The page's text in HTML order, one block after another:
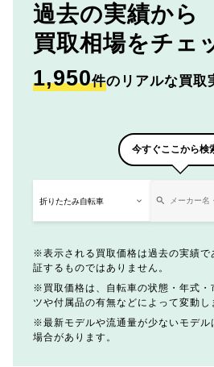
過去の実績から
買取相場をチェ
1,950件のリアルな買取
今すぐここから検
表示される買取価格は過去の実績
証するものではありません。
買取価格は、自転車の状態・年式
ツや付属品の有無などによって変動し
最新モデルや流通量が少ないモデ
場合があります。